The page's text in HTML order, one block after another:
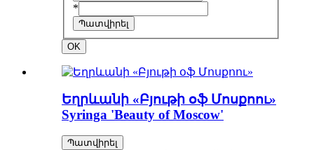
*
Պատվիրել
OK
Եղրևանի «Բյութի օֆ Մոսքոու»
Syringa 'Beauty of Moscow'
Պատվիրել